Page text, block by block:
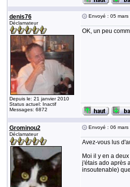
denis76
Déclamateur
Depuis le: 21 janvier 2010
Status actuel: Inactif
Messages: 6872
Envoyé : 05 mars
OK, un peu
Grominou2
Déclamateur
Envoyé : 06 mars
Avez-vous lus
Moi il y en a
j'étais ado après
insoutenable)